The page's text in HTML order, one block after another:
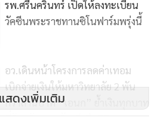
รพ.ศรีนครินทร์ เปิดให้ลงทะเบียน
วัคซีนพระราชทานซิโนฟาร์มพรุ่งนี้
อว.เดินหน้าโครงการลดค่าเทอม
เบิกจ่ายเงินให้มหาวิทยาลัย 2 พัน
กว่าล้านบาท “เอนก” ย้ำเงินทุกบาท
ที่รัฐสนับสนุนต้องถึงมือนิสิต-นศ.
แสดงเพิ่มเติม